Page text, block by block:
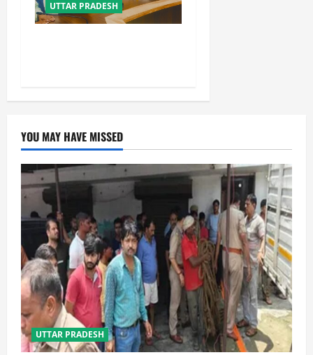
UTTAR PRADESH
YOU MAY HAVE MISSED
UTTAR PRADESH